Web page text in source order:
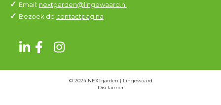
Email: nextgarden@lingewaard.nl
Bezoek de contactpagina
© 2024 NEXTgarden | Lingewaard
Disclaimer